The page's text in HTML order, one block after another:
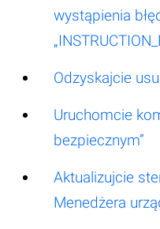
wystąpienia
Odzyskajcie
Uruchomcie
bezpiecznym”
Aktualizujcie
Menedżera